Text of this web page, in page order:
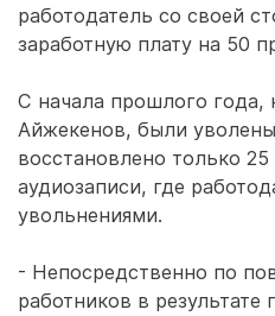
работодатель со своей
заработную плату на 50
С начала прошлого года,
Айжекенов, были
восстановлено только
аудиозаписи, где
увольнениями.
- Непосредственно по
работников в результате